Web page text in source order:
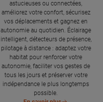
astucieuses ou connectées,
améliorez votre confort, sécurisez
vos déplacements et gagnez en
autonomie au quotidien. Éclairage
intelligent, détecteurs de présence,
pilotage à distance : adaptez votre
habitat pour renforcer votre
autonomie, faciliter vos gestes de
tous les jours et préserver votre
indépendance le plus longtemps
possible.